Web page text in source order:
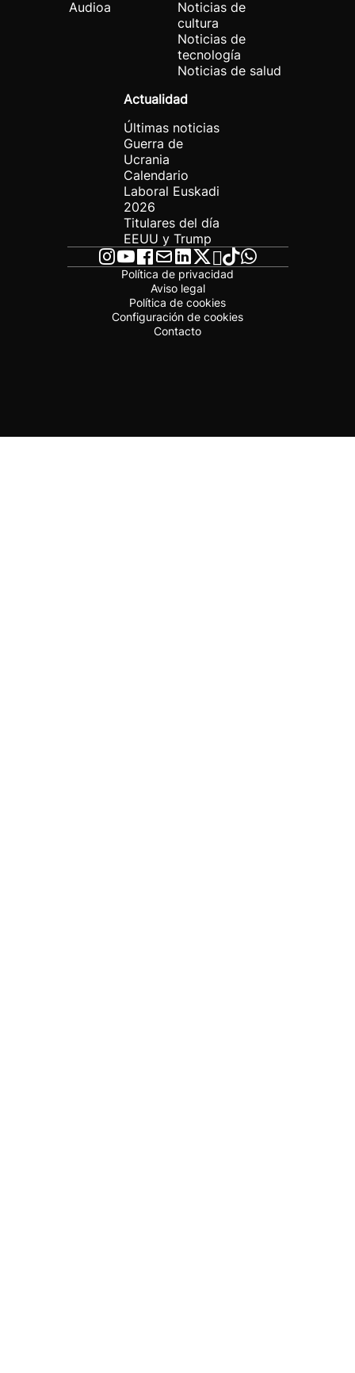
Audioa
Noticias de
cultura
Noticias de
tecnología
Noticias de salud
Actualidad
Últimas noticias
Guerra de
Ucrania
Calendario
Laboral Euskadi
2026
Titulares del día
EEUU y Trump
Política de privacidad
Aviso legal
Política de cookies
Configuración de cookies
Contacto